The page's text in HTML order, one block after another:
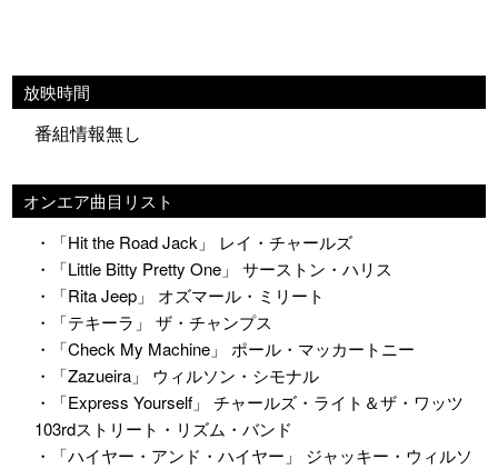
放映時間
番組情報無し
オンエア曲目リスト
・「Hit the Road Jack」 レイ・チャールズ
・「Little Bitty Pretty One」 サーストン・ハリス
・「Rita Jeep」 オズマール・ミリート
・「テキーラ」 ザ・チャンプス
・「Check My Machine」 ポール・マッカートニー
・「Zazueira」 ウィルソン・シモナル
・「Express Yourself」 チャールズ・ライト＆ザ・ワッツ
103rdストリート・リズム・バンド
・「ハイヤー・アンド・ハイヤー」 ジャッキー・ウィルソ